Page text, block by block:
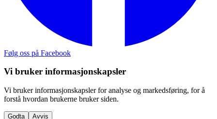
Følg oss på Facebook
Vi bruker informasjonskapsler
Vi bruker informasjonskapsler for analyse og markedsføring, for å
forstå hvordan brukerne bruker siden.
Godta Avvis